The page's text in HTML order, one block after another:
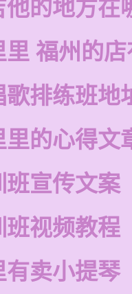
他的地方在
里 福州的
歌排练班地
里的心得文
班宣传文案
班视频教程
有卖小提琴